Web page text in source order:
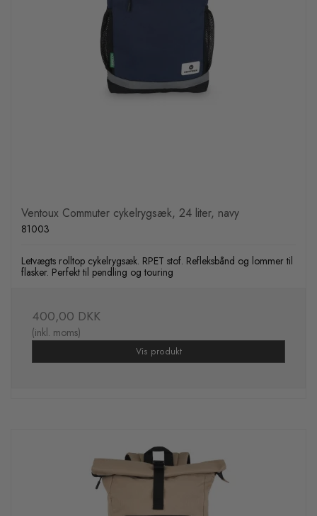
Ventoux Commuter cykelrygsæk, 24 liter, navy
81003
Letvægts rolltop cykelrygsæk. RPET stof. Refleksbånd og lommer til
flasker. Perfekt til pendling og touring
400,00 DKK
(inkl. moms)
Vis produkt